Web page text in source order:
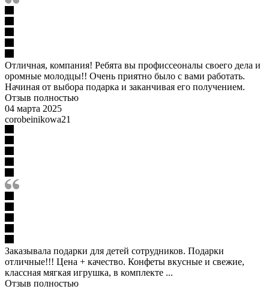
Отличная, компания! Ребята вы профиссеоналы своего дела и
оромные молодцы!! Очень приятно было с вами работать.
Начиная от выбора подарка и заканчивая его получением.
Отзыв полностью
04 марта 2025
corobeinikowa21
Заказывала подарки для детей сотрудников. Подарки
отличные!!! Цена + качество. Конфеты вкусные и свежие,
классная мягкая игрушка, в комплекте ...
Отзыв полностью